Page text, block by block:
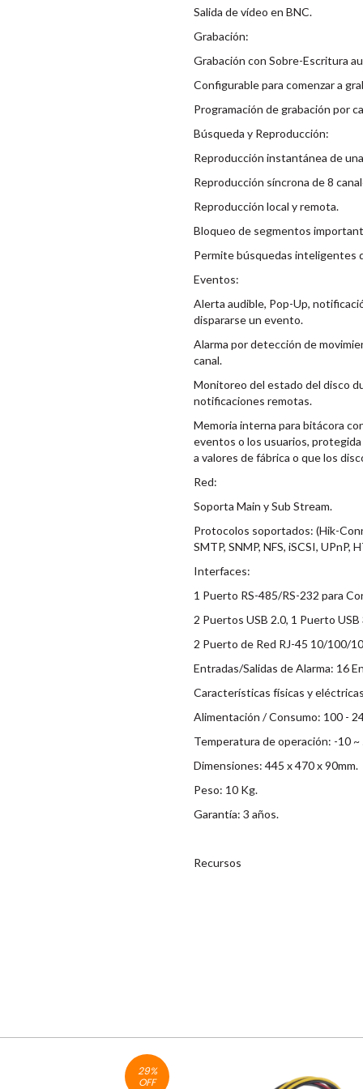
Salida de vídeo en BNC.
Grabación:
Grabación con Sobre-Escritura
Configurable para comenzar a
Programación de grabación por
Búsqueda y Reproducción:
Reproducción instantánea de
Reproducción síncrona de 8
Reproducción local y remota.
Bloqueo de segmentos
Permite búsquedas inteligentes
Eventos:
Alerta audible, Pop-Up,
dispararse un evento.
Alarma por detección de
canal.
Monitoreo del estado del disco
notificaciones remotas.
Memoria interna para bitácora
eventos o los usuarios,
a valores de fábrica o que los
Red:
Soporta Main y Sub Stream.
Protocolos soportados: (Hik-
SMTP, SNMP, NFS, iSCSI, UPnP,
Interfaces:
1 Puerto RS-485/RS-232 para
2 Puertos USB 2.0, 1 Puerto
2 Puerto de Red RJ-45 10/100/
Entradas/Salidas de Alarma: 16
Características físicas y
Alimentación / Consumo: 100 -
Temperatura de operación: -10 ~
Dimensiones: 445 x 470 x 90mm.
Peso: 10 Kg.
Garantía: 3 años.
Recursos
29%
OFF